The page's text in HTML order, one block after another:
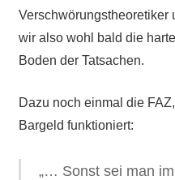
Verschwörungstheoretiker
wir also wohl bald die
Boden der Tatsachen.
Dazu noch einmal die
Bargeld funktioniert:
„… Sonst sei man